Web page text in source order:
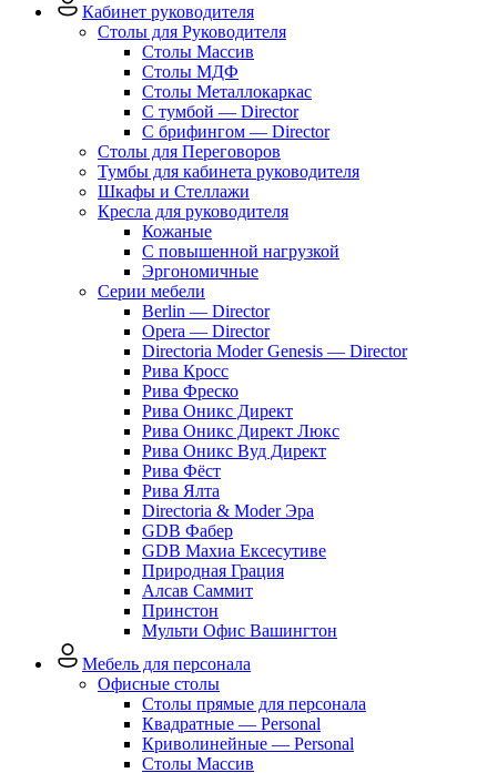
Кабинет руководителя
Столы для Руководителя
Столы Массив
Столы МДФ
Столы Металлокаркас
С тумбой — Director
C брифингом — Director
Столы для Переговоров
Тумбы для кабинета руководителя
Шкафы и Стеллажи
Кресла для руководителя
Кожаные
С повышенной нагрузкой
Эргономичные
Серии мебели
Berlin — Director
Opera — Director
Directoria Moder Genesis — Director
Рива Кросс
Рива Фреско
Рива Оникс Директ
Рива Оникс Директ Люкс
Рива Оникс Вуд Директ
Рива Фёст
Рива Ялта
Directoria & Moder Эра
GDB Фабер
GDB Махиа Ексесутиве
Природная Грация
Алсав Саммит
Принстон
Мульти Офис Вашингтон
Мебель для персонала
Офисные столы
Столы прямые для персонала
Квадратные — Personal
Криволинейные — Personal
Столы Массив